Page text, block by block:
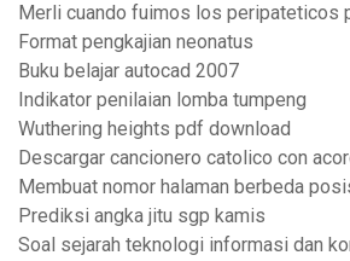
Merli cuando fuimos los peripateticos
Format pengkajian neonatus
Buku belajar autocad 2007
Indikator penilaian lomba tumpeng
Wuthering heights pdf download
Descargar cancionero catolico con
Membuat nomor halaman berbeda
Prediksi angka jitu sgp kamis
Soal sejarah teknologi informasi dan